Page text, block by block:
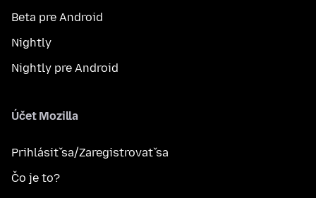
Beta pre Android
Nightly
Nightly pre Android
Účet Mozilla
Prihlásiť sa/Zaregistrovať sa
Čo je to?